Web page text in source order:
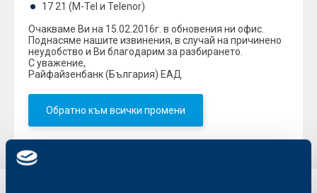
17 21 (M-Tel и Telenor)
Очакваме Ви на 15.02.2016г. в обновения ни офис.
Поднасяме нашите извинения, в случай на причинено
неудобство и Ви благодарим за разбирането.
С уважение,
Райфайзенбанк (България) ЕАД
Обратно към всички промени